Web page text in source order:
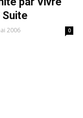
Suite
2006 0